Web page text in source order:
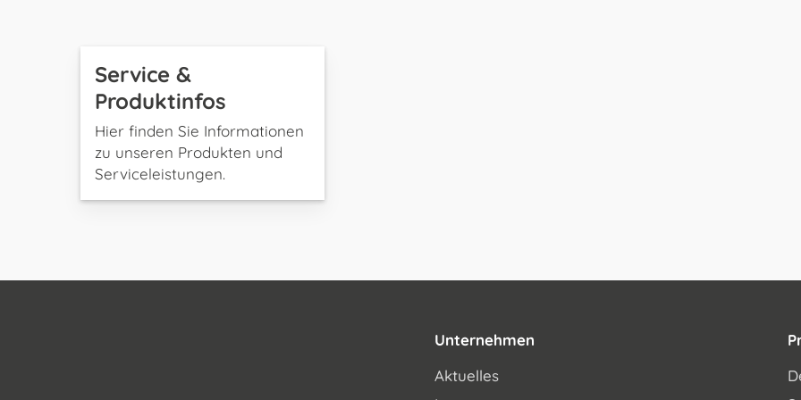
Service &
Produktinfos
Hier finden Sie Informationen
zu unseren Produkten und
Serviceleistungen.
Unternehmen
Aktuelles